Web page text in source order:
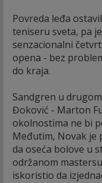
Povreda leđa
teniseru sveta, pa
senzacionalni
opena - bez
do kraja.
Sandgren u
Đoković - Marton
okolnostima ne bi
Međutim, Novak je
da oseća bolove u
održanom
iskoristio da